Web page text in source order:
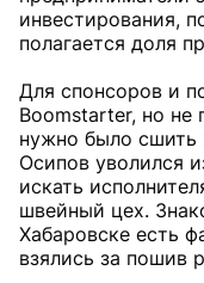
инвестирования,
полагается доля
Для спонсоров и
Boomstarter, но не
нужно было сшить
Осипов уволился
искать
швейный цех.
Хабаровске есть
взялись за пошив